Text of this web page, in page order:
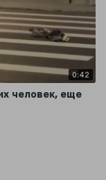
0:42
человек, еще